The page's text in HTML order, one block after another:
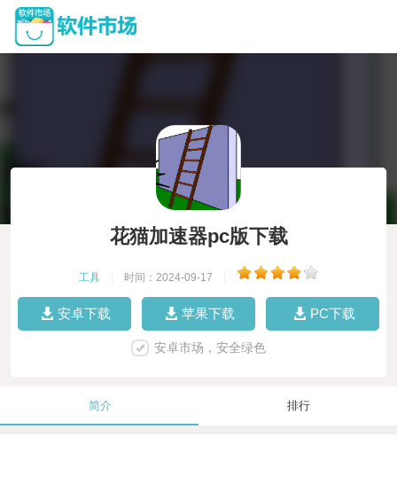
花猫加速器pc版下载
工具 时间：2024-09-17
安卓下载 苹果下载 PC下载
安卓市场，安全绿色
简介 排行